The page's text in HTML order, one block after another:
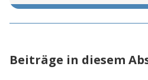
Beiträge in diesem